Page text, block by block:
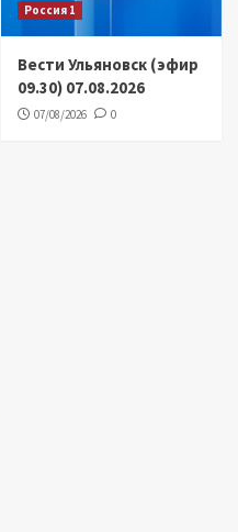
Россия 1
Вести Ульяновск (эфир
09.30) 07.08.2026
07/08/2026 0